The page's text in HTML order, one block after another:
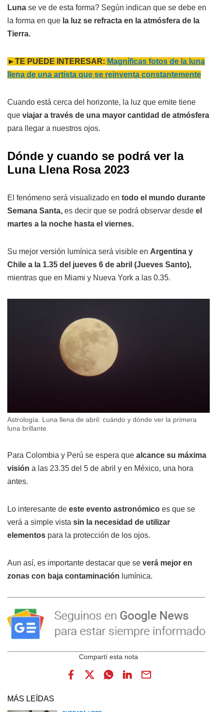
Luna se ve de esta forma? Según indican que se debe en
la forma en que la luz se refracta en la atmósfera de la
Tierra.
►TE PUEDE INTERESAR: Magníficas fotos de la luna
llena de una artista que se reinventa constantemente
Cuando está cerca del horizonte, la luz que emite tiene
que viajar a través de una mayor cantidad de atmósfera
para llegar a nuestros ojos.
Dónde y cuando se podrá ver la
Luna Llena Rosa 2023
El fenómeno será visualizado en todo el mundo durante
Semana Santa, es decir que se podrá observar desde el
martes a la noche hasta el viernes.
Su mejor versión lumínica será visible en Argentina y
Chile a la 1.35 del jueves 6 de abril (Jueves Santo),
mientras que en Miami y Nueva York a las 0.35.
Astrología. Luna llena de abril: cuándo y dónde ver la primera
luna brillante.
Para Colombia y Perú se espera que alcance su máxima
visión a las 23.35 del 5 de abril y en México, una hora
antes.
Lo interesante de este evento astronómico es que se
verá a simple vista sin la necesidad de utilizar
elementos para la protección de los ojos.
Aun así, es importante destacar que se verá mejor en
zonas con baja contaminación lumínica.
MÁS LEÍDAS